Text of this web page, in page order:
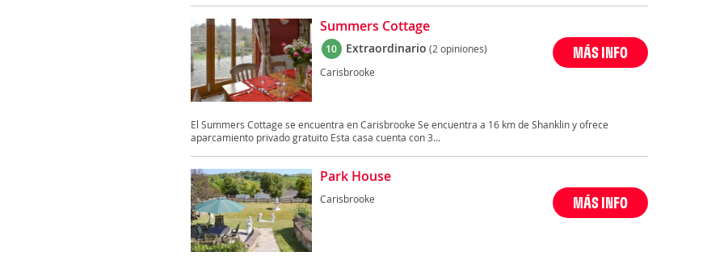
Summers Cottage
10 Extraordinario (2 opiniones)
Carisbrooke
MÁS INFO
El Summers Cottage se encuentra en Carisbrooke Se encuentra a 16 km de Shanklin y ofrece
aparcamiento privado gratuito Esta casa cuenta con 3...
Park House
Carisbrooke MÁS INFO